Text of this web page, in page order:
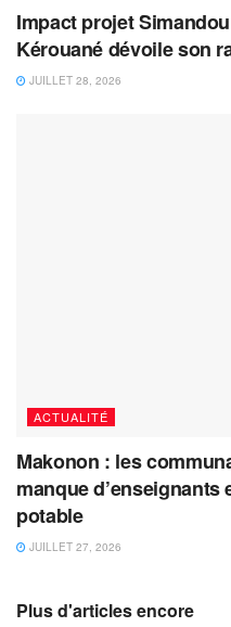
Impact projet
Kérouané dévoile son
JUILLET 28, 2026
ACTUALITÉ
Makonon : les
manque d’enseignants
potable
JUILLET 27, 2026
Plus d'articles encore